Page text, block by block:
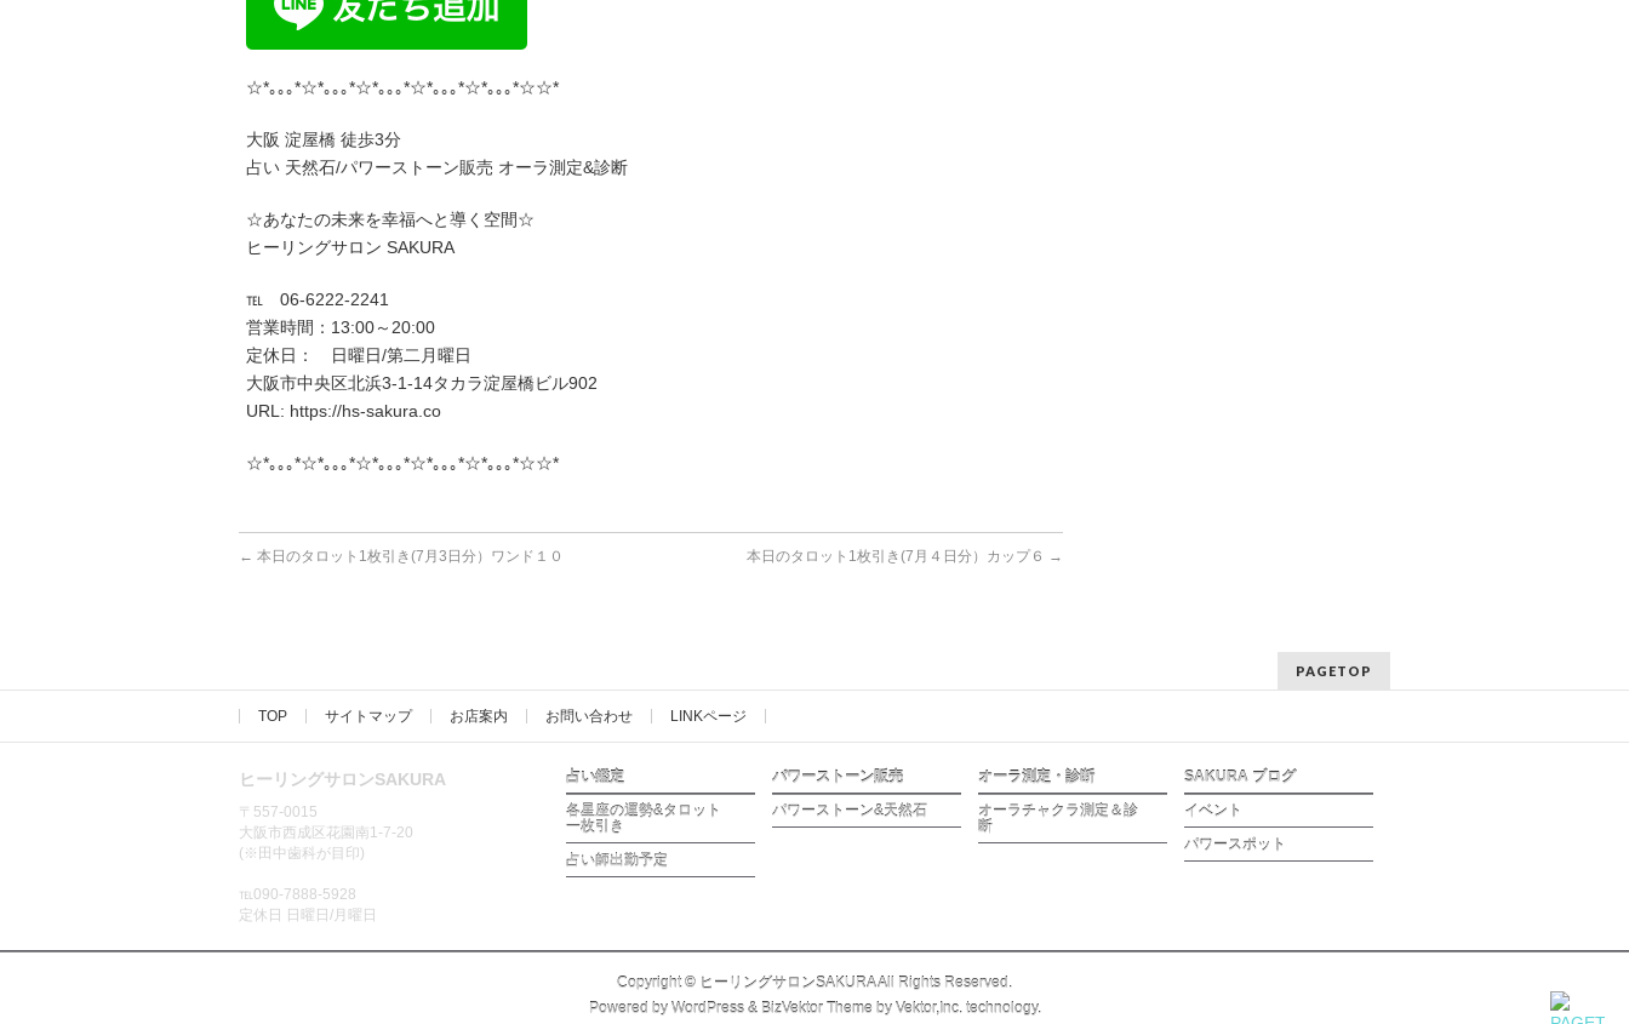
☆*｡｡｡*☆*｡｡｡*☆*｡｡｡*☆*｡｡｡*☆*｡｡｡*☆☆*
大阪 淀屋橋 徒歩3分
占い 天然石/パワーストーン販売 オーラ測定&診断
☆あなたの未来を幸福へと導く空間☆
ヒーリングサロン SAKURA
℡ 06-6222-2241
営業時間：13:00～20:00
定休日： 日曜日/第二月曜日
大阪市中央区北浜3-1-14タカラ淀屋橋ビル902
URL: https://hs-sakura.co
☆*｡｡｡*☆*｡｡｡*☆*｡｡｡*☆*｡｡｡*☆*｡｡｡*☆☆*
← 本日のタロット1枚引き(7月3日分）ワンド１０ 本日のタロット1枚引き(7月４日分）カップ６ →
PAGETOP
TOP サイトマップ お店案内 お問い合わせ LINKページ
ヒーリングサロンSAKURA
〒557-0015
大阪市西成区花園南1-7-20
(※田中歯科が目印)
℡090-7888-5928
定休日 日曜日/月曜日
占い鑑定
各星座の運勢&タロット
一枚引き
占い師出勤予定
パワーストーン販売
パワーストーン&天然石
オーラ測定・診断
オーラチャクラ測定＆診
断
SAKURA ブログ
イベント
パワースポット
Copyright © ヒーリングサロンSAKURAAll Rights Reserved.
Powered by WordPress& BizVektor Theme by Vektor,Inc.technology.